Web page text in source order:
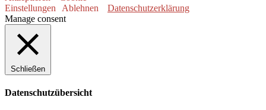
Einstellungen
Ablehnen
Datenschutzerklärung
Manage consent
Schließen
Datenschutzübersicht